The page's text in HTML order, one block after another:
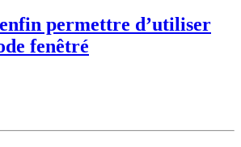
permettre d’utiliser
fenêtré